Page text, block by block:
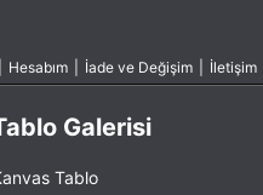
Hesabım İade ve Değişim İletişim
Galerisi
Tablo